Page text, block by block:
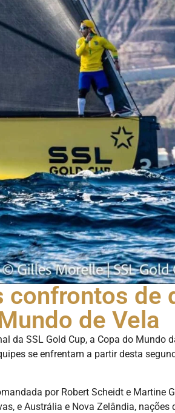
confrontos de
de Vela
da SSL Gold Cup, a Copa do Mundo
se enfrentam a partir desta
por Robert Scheidt e Martine
e Austrália e Nova Zelândia, nações